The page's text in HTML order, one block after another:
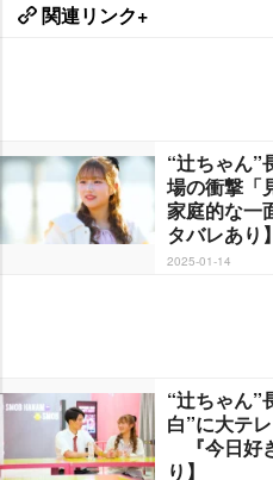
関連リンク+
“辻ちゃん”
場の衝撃「
家庭的な一
タバレあり】
2025-01-14
“辻ちゃん”
白”に大テ
『今日好
り】